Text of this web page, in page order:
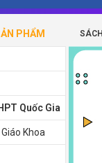
PHẨM
Quốc Gia
Khoa